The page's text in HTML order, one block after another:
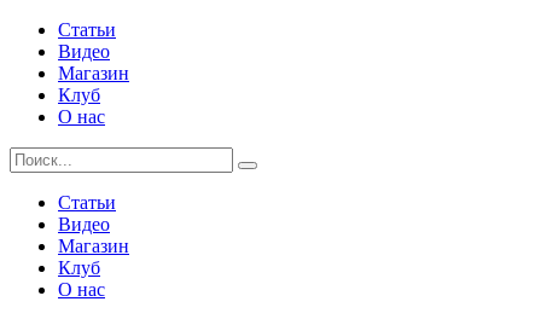
Статьи
Видео
Магазин
Клуб
О нас
Статьи
Видео
Магазин
Клуб
О нас